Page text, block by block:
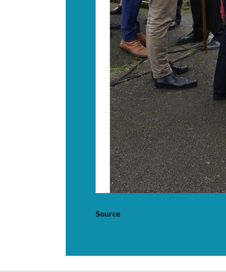
Source